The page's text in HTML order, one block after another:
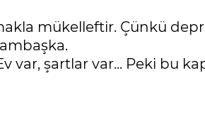
mükelleftir. Çünkü
var, şartlar var... Peki bu